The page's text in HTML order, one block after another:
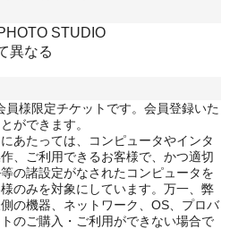
STUDIO
異なる
員様限定チケットです。会員登録いた
ができます。
あたっては、コンピュータやインタ
、ご利用できるお客様で、かつ適切
の諸設定がなされたコンピュータを
のみを対象にしています。万一、弊
の機器、ネットワーク、OS、プロバ
のご購入・ご利用ができない場合で